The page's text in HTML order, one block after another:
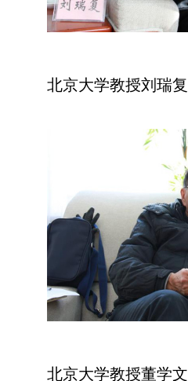
北京大学教授刘瑞复
北京大学教授董学文